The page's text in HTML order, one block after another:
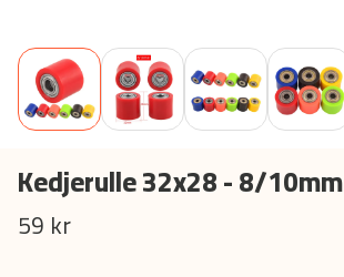
Kedjerulle 32x28 - 8/10mm
59 kr